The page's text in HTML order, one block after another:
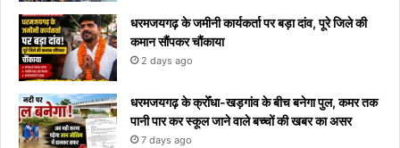
धरमजयगढ़ के जमीनी कार्यकर्ता पर बड़ा दांव, पूरे जिले की
कमान सौंपकर चौंकाया
2 days ago
धरमजयगढ़ के क्रोँधा-खड़गांव ​के बीच बनेगा पुल, कमर तक
पानी पार कर स्कूल जाने वाले बच्चों की खबर का असर​
7 days ago